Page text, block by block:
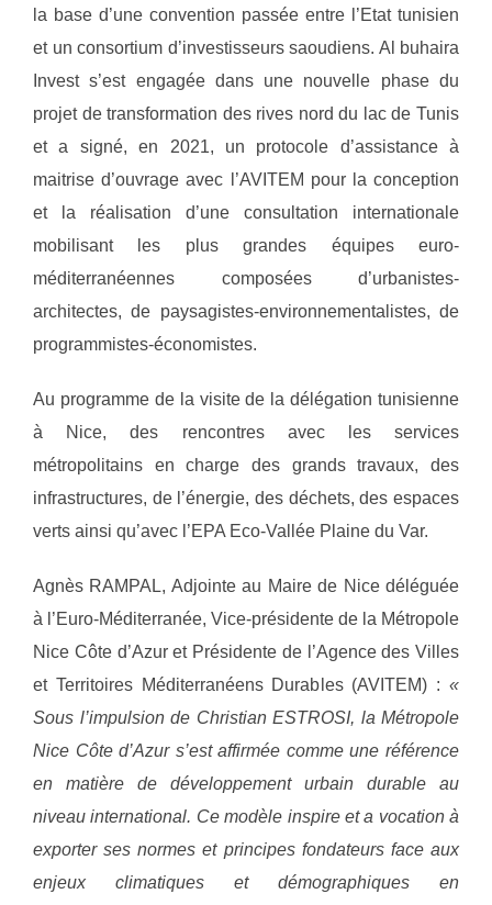
la base d’une convention passée entre l’Etat tunisien
et un consortium d’investisseurs saoudiens. Al buhaira
Invest s’est engagée dans une nouvelle phase du
projet de transformation des rives nord du lac de Tunis
et a signé, en 2021, un protocole d’assistance à
maitrise d’ouvrage avec l’AVITEM pour la conception
et la réalisation d’une consultation internationale
mobilisant les plus grandes équipes euro-
méditerranéennes composées d’urbanistes-
architectes, de paysagistes-environnementalistes, de
programmistes-économistes.
Au programme de la visite de la délégation tunisienne
à Nice, des rencontres avec les services
métropolitains en charge des grands travaux, des
infrastructures, de l’énergie, des déchets, des espaces
verts ainsi qu’avec l’EPA Eco-Vallée Plaine du Var.
Agnès RAMPAL, Adjointe au Maire de Nice déléguée
à l’Euro-Méditerranée, Vice-présidente de la Métropole
Nice Côte d’Azur et Présidente de l’Agence des Villes
et Territoires Méditerranéens Durables (AVITEM) : «
Sous l’impulsion de Christian ESTROSI, la Métropole
Nice Côte d’Azur s’est affirmée comme une référence
en matière de développement urbain durable au
niveau international. Ce modèle inspire et a vocation à
exporter ses normes et principes fondateurs face aux
enjeux climatiques et démographiques en